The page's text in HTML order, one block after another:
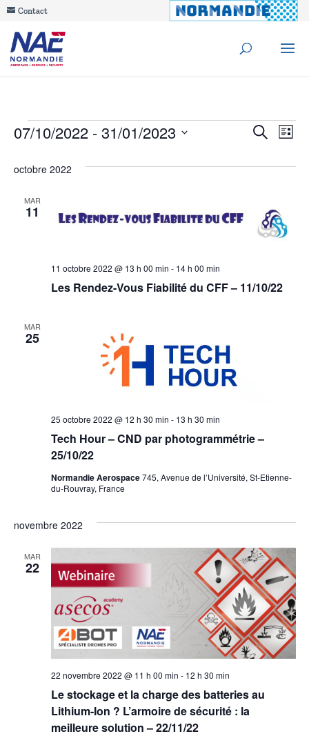
Contact
Évènements
et
de
vues
Recherche
Liste
07/10/2022 - 31/01/2023
une
octobre 2022
MAR
11
Les Rendez-Vous Fiabilité du CFF – 11/10/22
11 octobre 2022 @ 13 h 00 min - 14 h 00 min
MAR
25
Tech Hour – CND par photogrammétrie –
25/10/22
25 octobre 2022 @ 12 h 30 min - 13 h 30 min
Normandie Aerospace745, Avenue de l’Université, St-Etienne-
du-Rouvray, France
novembre 2022
MAR
22
Le stockage et la charge des batteries au
Lithium-Ion ? L’armoire de sécurité : la
meilleure solution – 22/11/22
22 novembre 2022 @ 11 h 00 min - 12 h 30 min